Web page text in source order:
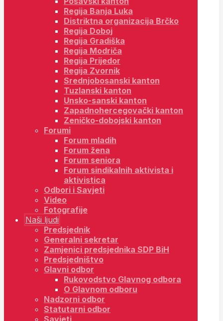
Regija Banja Luka
Distriktna organizacija Brčko
Regija Doboj
Regija Gradiška
Regija Modriča
Regija Prijedor
Regija Zvornik
Srednjobosanski kanton
Tuzlanski kanton
Unsko-sanski kanton
Zapadnohercegovački kanton
Zeničko-dobojski kanton
Forumi
Forum mladih
Forum žena
Forum seniora
Forum sindikalnih aktivista i
aktivistica
Odbori i Savjeti
Video
Fotografije
Naši ljudi
Predsjednik
Generalni sekretar
Zamjenici predsjednika SDP BiH
Predsjedništvo
Glavni odbor
Rukovodstvo Glavnog odbora
O Glavnom odboru
Nadzorni odbor
Statutarni odbor
Savjeti